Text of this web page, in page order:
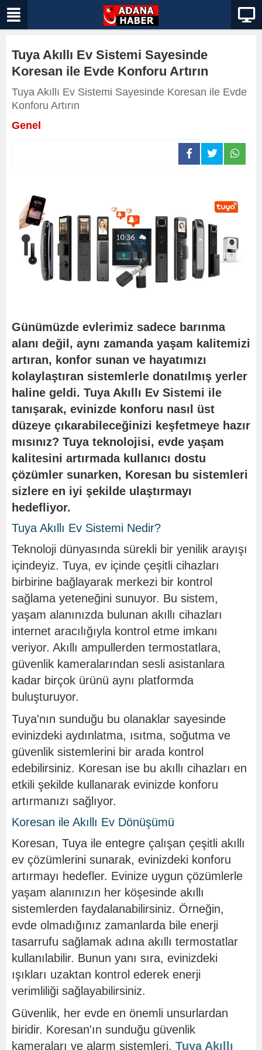
Tuya Akıllı Ev Sistemi Sayesinde
Koresan ile Evde Konforu Artırın
Tuya Akıllı Ev Sistemi Sayesinde Koresan ile Evde
Konforu Artırın
Genel
Günümüzde evlerimiz sadece barınma
alanı değil, aynı zamanda yaşam kalitemizi
artıran, konfor sunan ve hayatımızı
kolaylaştıran sistemlerle donatılmış yerler
haline geldi. Tuya Akıllı Ev Sistemi ile
tanışarak, evinizde konforu nasıl üst
düzeye çıkarabileceğinizi keşfetmeye hazır
mısınız? Tuya teknolojisi, evde yaşam
kalitesini artırmada kullanıcı dostu
çözümler sunarken, Koresan bu sistemleri
sizlere en iyi şekilde ulaştırmayı
hedefliyor.
Tuya Akıllı Ev Sistemi Nedir?
Teknoloji dünyasında sürekli bir yenilik arayışı
içindeyiz. Tuya, ev içinde çeşitli cihazları
birbirine bağlayarak merkezi bir kontrol
sağlama yeteneğini sunuyor. Bu sistem,
yaşam alanınızda bulunan akıllı cihazları
internet aracılığıyla kontrol etme imkanı
veriyor. Akıllı ampullerden termostatlara,
güvenlik kameralarından sesli asistanlara
kadar birçok ürünü aynı platformda
buluşturuyor.
Tuya'nın sunduğu bu olanaklar sayesinde
evinizdeki aydınlatma, ısıtma, soğutma ve
güvenlik sistemlerini bir arada kontrol
edebilirsiniz. Koresan ise bu akıllı cihazları en
etkili şekilde kullanarak evinizde konforu
artırmanızı sağlıyor.
Koresan ile Akıllı Ev Dönüşümü
Koresan, Tuya ile entegre çalışan çeşitli akıllı
ev çözümlerini sunarak, evinizdeki konforu
artırmayı hedefler. Evinize uygun çözümlerle
yaşam alanınızın her köşesinde akıllı
sistemlerden faydalanabilirsiniz. Örneğin,
evde olmadığınız zamanlarda bile enerji
tasarrufu sağlamak adına akıllı termostatlar
kullanılabilir. Bunun yanı sıra, evinizdeki
ışıkları uzaktan kontrol ederek enerji
verimliliği sağlayabilirsiniz.
Güvenlik, her evde en önemli unsurlardan
biridir. Koresan'ın sunduğu güvenlik
kameraları ve alarm sistemleri, Tuya Akıllı